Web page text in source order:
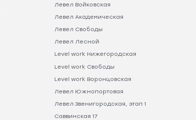
Левел Войковская
Левел Академическая
Левел Свободы
Левел Лесной
Level work Нижегородская
Level work Свободы
Level work Воронцовская
Левел Южнопортовая
Левел Звенигородская, этап 1
Саввинская 17